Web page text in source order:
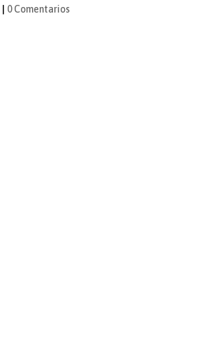
0 Comentarios